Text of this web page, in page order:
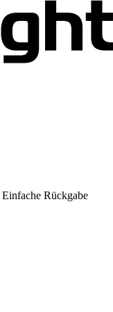
Einfache Rückgabe